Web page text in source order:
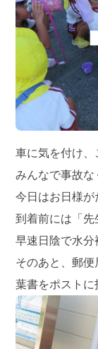
車に気を付け、
みんなで事故な
今日はお日様
到着前には「先
早速日陰で水分
そのあと、郵
葉書をポストに